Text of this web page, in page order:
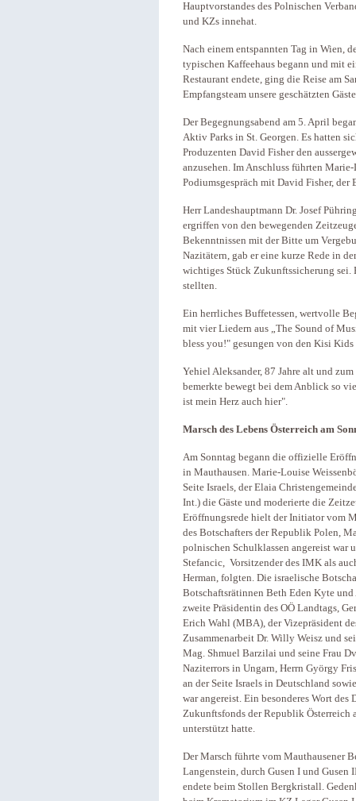
Hauptvorstandes des Polnischen
und KZs innehat.
Nach einem entspannten Tag in Wien,
typischen Kaffeehaus begann und mit
Restaurant endete, ging die Reise am
Empfangsteam unsere geschätzten
Der Begegnungsabend am 5. April
Aktiv Parks in St. Georgen. Es hatten
Produzenten David Fisher den
anzusehen. Im Anschluss führten
Podiumsgespräch mit David Fisher,
Herr Landeshauptmann Dr. Josef
ergriffen von den bewegenden
Bekenntnissen mit der Bitte um
Nazitätern, gab er eine kurze Rede in
wichtiges Stück Zukunftssicherung sei.
stellten.
Ein herrliches Buffetessen, wertvolle
mit vier Liedern aus „The Sound of
bless you!" gesungen von den Kisi
Yehiel Aleksander, 87 Jahre alt und
bemerkte bewegt bei dem Anblick so
ist mein Herz auch hier".
Marsch des Lebens Österreich am
Am Sonntag begann die offizielle
in Mauthausen. Marie-Louise
Seite Israels, der Elaia
Int.) die Gäste und moderierte die
Eröffnungsrede hielt der Initiator vom
des Botschafters der Republik Polen,
polnischen Schulklassen angereist war
Stefancic, Vorsitzender des IMK als
Herman, folgten. Die israelische
Botschaftsrätinnen Beth Eden Kyte und
zweite Präsidentin des OÖ Landtags,
Erich Wahl (MBA), der Vizepräsident
Zusammenarbeit Dr. Willy Weisz und
Mag. Shmuel Barzilai und seine Frau
Naziterrors in Ungarn, Herrn György
an der Seite Israels in Deutschland
war angereist. Ein besonderes Wort
Zukunftsfonds der Republik Österreich
unterstützt hatte.
Der Marsch führte vom Mauthausener
Langenstein, durch Gusen I und Gusen
endete beim Stollen Bergkristall.